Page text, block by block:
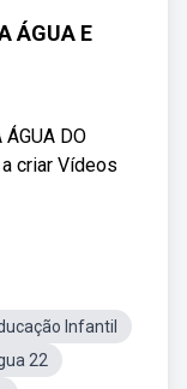
ÁGUA E
DO
criar Vídeos
Infantil
22